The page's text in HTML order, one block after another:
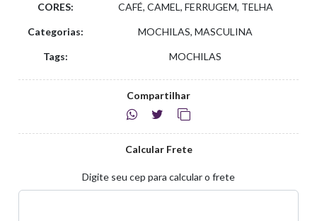
CORES: CAFÉ, CAMEL, FERRUGEM, TELHA
Categorias: MOCHILAS, MASCULINA
Tags: MOCHILAS
Compartilhar
Calcular Frete
Digite seu cep para calcular o frete